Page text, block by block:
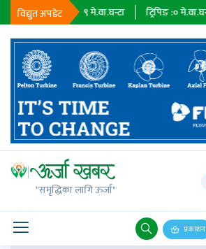
विद्युत अपडेट
निर्यात :२३६७९ मे.वा.घन्टा ट्रिपिङ :०मे.वा.घन्टा
"समृद्धिका लागि ऊर्जा"
प्रकाशन
जलविद्युत्
सोलार
वायु
बायोग्यास